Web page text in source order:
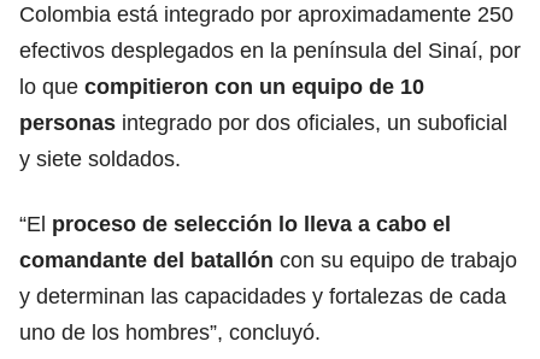
Colombia está integrado por aproximadamente 250
efectivos desplegados en la península del Sinaí, por
lo que compitieron con un equipo de 10
personas integrado por dos oficiales, un suboficial
y siete soldados.
“El proceso de selección lo lleva a cabo el
comandante del batallón con su equipo de trabajo
y determinan las capacidades y fortalezas de cada
uno de los hombres”, concluyó.